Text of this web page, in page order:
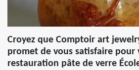
Croyez que Comptoir art
promet de vous satisfaire pour
restauration pâte de verre